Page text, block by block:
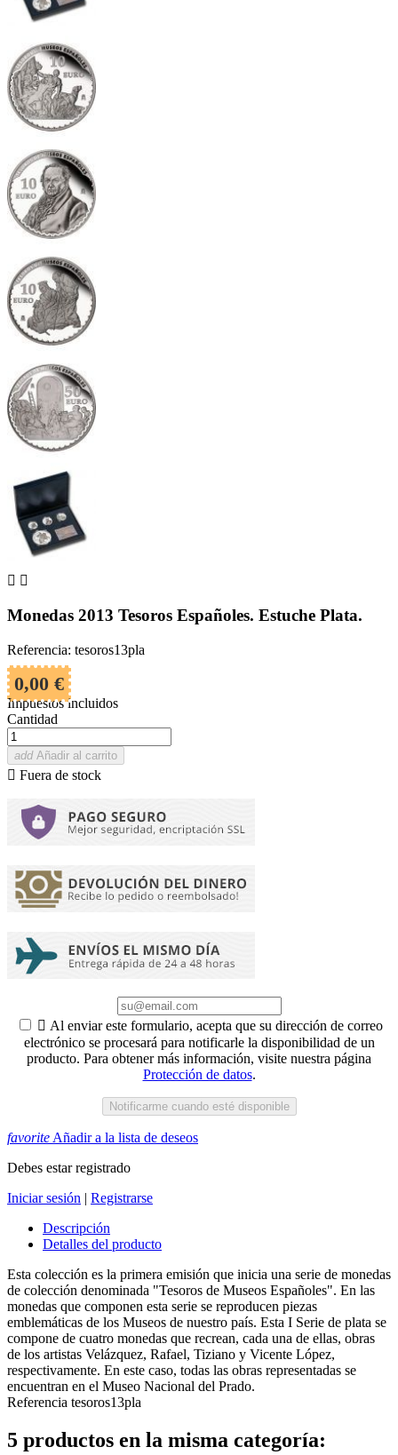
 
Monedas 2013 Tesoros Españoles. Estuche Plata.
Referencia: tesoros13pla
0,00 €
Impuestos incluidos
Cantidad
add Añadir al carrito
 Fuera de stock
 Al enviar este formulario, acepta que su dirección de correo
electrónico se procesará para notificarle la disponibilidad de un
producto. Para obtener más información, visite nuestra página
Protección de datos.
Notificarme cuando esté disponible
favorite Añadir a la lista de deseos
Debes estar registrado
Iniciar sesión | Registrarse
Descripción
Detalles del producto
Esta colección es la primera emisión que inicia una serie de monedas
de colección denominada "Tesoros de Museos Españoles". En las
monedas que componen esta serie se reproducen piezas
emblemáticas de los Museos de nuestro país. Esta I Serie de plata se
compone de cuatro monedas que recrean, cada una de ellas, obras
de los artistas Velázquez, Rafael, Tiziano y Vicente López,
respectivamente. En este caso, todas las obras representadas se
encuentran en el Museo Nacional del Prado.
Referencia tesoros13pla
5 productos en la misma categoría: